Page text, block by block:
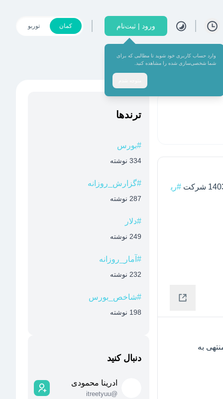
ورود | ثبت‌نام
وارد حساب کاربری خود شوید تا مطالبی که برای
شما شخصی‌سازی شده را مشاهده کنید.
کمان توربو
#ری
ترند‌ها
#بورس
334 نوشته
#گزارش_روزانه
287 نوشته
#دلار
249 نوشته
# آمار_روزانه
232 نوشته
#شاخص_بورس
198 نوشته
دنبال کنید
ادرینا محمودی
@
itreetyuu